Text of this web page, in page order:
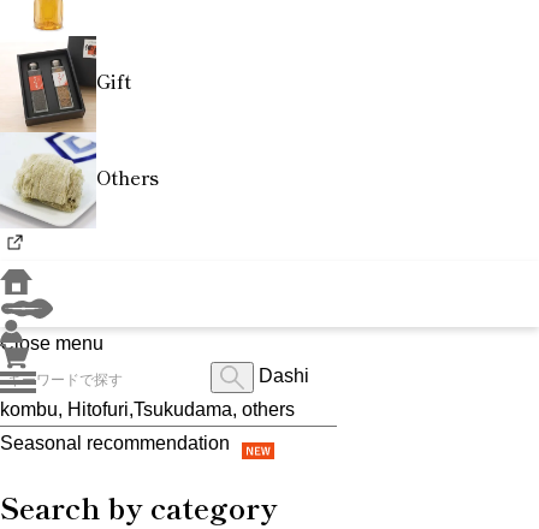
Gift
Others
Close menu
Dashi
kombu, Hitofuri,Tsukudama, others
Seasonal recommendation
Search by category